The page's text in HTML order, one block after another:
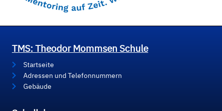
TMS: Theodor Mommsen Schule
Startseite
Adressen und Telefonnummern
Gebäude